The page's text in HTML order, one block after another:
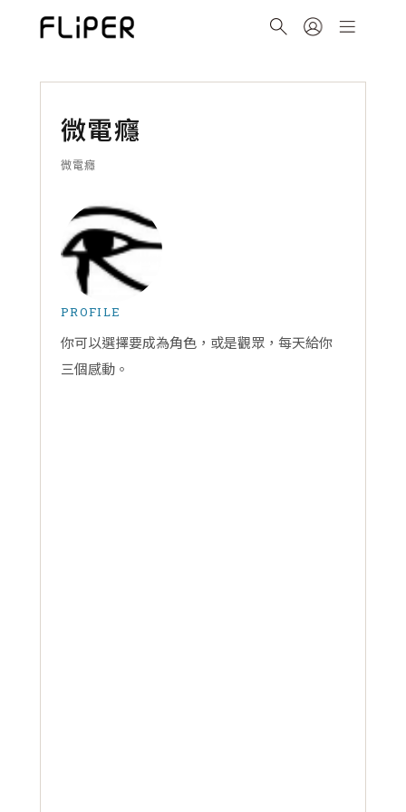
微電癮
微電癮
PROFILE
你可以選擇要成為角色，或是觀眾，每天給你
三個感動。